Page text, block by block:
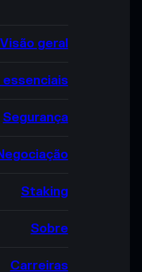
Visão geral
essenciais
Segurança
Staking
Sobre
Carreiras